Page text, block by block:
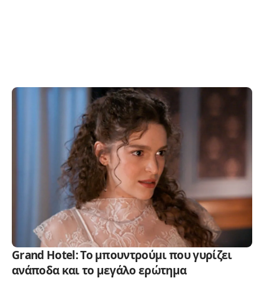
Grand Hotel: Το μπουντρούμι που γυρίζει
ανάποδα και το μεγάλο ερώτημα